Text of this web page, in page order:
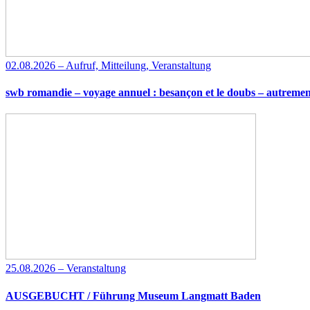
02.08.2026 – Aufruf, Mitteilung, Veranstaltung
swb romandie – voyage annuel : besançon et le doubs –
25.08.2026 – Veranstaltung
AUSGEBUCHT / Führung Museum Langmatt Baden